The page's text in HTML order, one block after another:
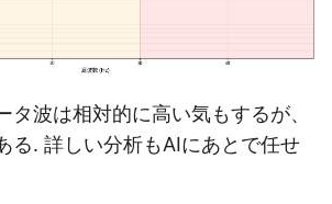
タ波は相対的に高い気もするが、
る. 詳しい分析もAIにあとで任せ